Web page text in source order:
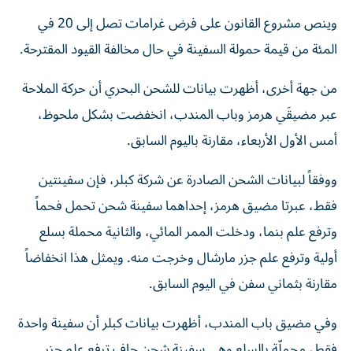
وينص مشروع القانون على ‌فرض غرامات تصل إلى 20 في
المئة من قيمة حمولة السفينة في حال ​مخالفة ‌القيود المقترحة.
من جهة أخرى، أظهرت بيانات للشحن البحري أن حركة الملاحة
عبر مضيقَي هرمز وباب المندب، انخفضت بشكل ملحوظ، ​
أمس الأول الأربعاء، مقارنة باليوم السابق.
ووفقاً لبيانات الشحن ‌الصادرة عن شركة ‌كبلر، فإن سفينتين
فقط، عبرتا مضيق هرمز، إحداهما سفينة شحن تحمل فحماً
وترفع علم بنما، ودخلت ‌الممر المائي، والثانية محملة بسلع
أولية وترفع علم جزر مارشال وخرجت منه. ويمثل هذا انخفاضاً
مقارنة بثماني سفن في اليوم السابق.
وفي مضيق باب المندب، أظهرت بيانات كبلر أن سفينة واحدة